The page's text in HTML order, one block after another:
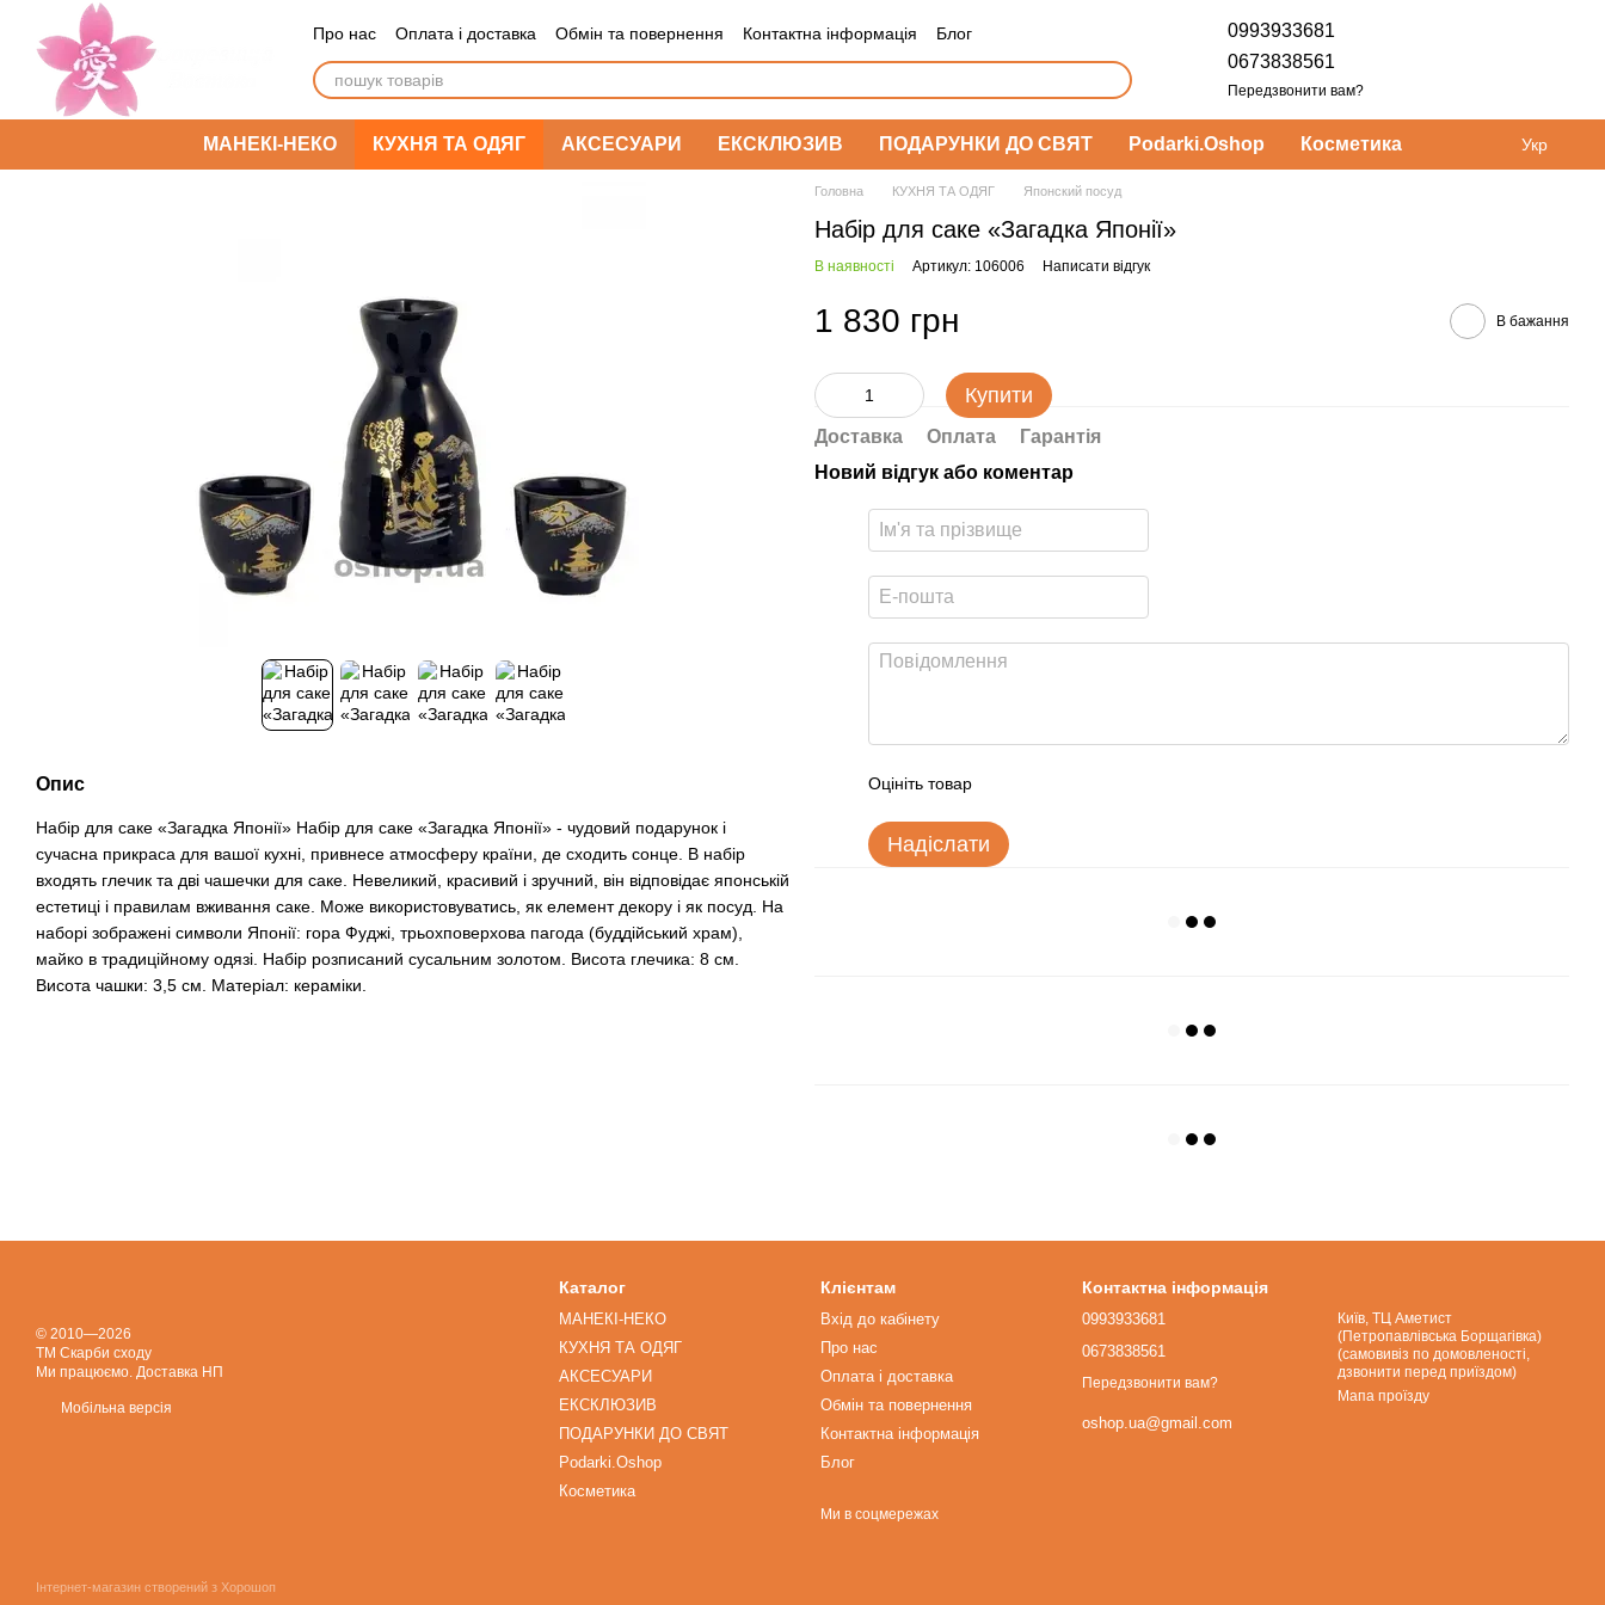
Перейти до основного контенту
Про нас Оплата і доставка Обмін та повернення Контактна інформація Блог
0993933681
0673838561
Передзвонити вам?
МАНЕКІ-НЕКО КУХНЯ ТА ОДЯГ АКСЕСУАРИ ЕКСКЛЮЗИВ ПОДАРУНКИ ДО СВЯТ Podarki.Oshop Косметика Укр
Опис
Набір для саке «Загадка Японії» Набір для саке «Загадка Японії» - чудовий подарунок і
сучасна прикраса для вашої кухні, привнесе атмосферу країни, де сходить сонце. В набір
входять глечик та дві чашечки для саке. Невеликий, красивий і зручний, він відповідає японській
естетиці і правилам вживання саке. Може використовуватись, як елемент декору і як посуд. На
наборі зображені символи Японії: гора Фуджі, трьохповерхова пагода (буддійський храм),
майко в традиційному одязі. Набір розписаний сусальним золотом. Висота глечика: 8 см.
Висота чашки: 3,5 см. Матеріал: кераміки.
Головна КУХНЯ ТА ОДЯГ Японский посуд
Набір для саке «Загадка Японії»
В наявності Артикул: 106006 Написати відгук
1 830 грн В бажання
Купити
Доставка Оплата
Гарантія
Новий відгук або коментар
Оцініть товар
Надіслати
© 2010—2026
ТМ Скарби сходу
Ми працюємо. Доставка НП
Мобільна версія
Інтернет-магазин створений з Хорошоп
Каталог
МАНЕКІ-НЕКО
КУХНЯ ТА ОДЯГ
АКСЕСУАРИ
ЕКСКЛЮЗИВ
ПОДАРУНКИ ДО СВЯТ
Podarki.Oshop
Косметика
Клієнтам
Вхід до кабінету
Про нас
Оплата і доставка
Обмін та повернення
Контактна інформація
Блог
Ми в соцмережах
Контактна інформація
0993933681
0673838561
Передзвонити вам?
oshop.ua@gmail.com
Київ, ТЦ Аметист
(Петропавлівська Борщагівка)
(самовивіз по домовленості,
дзвонити перед приїздом)
Мапа проїзду